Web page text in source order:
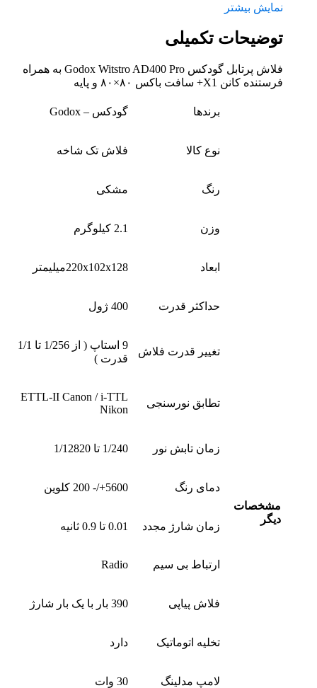
نمایش بیشتر
توضیحات تکمیلی
فلاش پرتابل گودکس Godox Witstro AD400 Pro به همراه
فرستنده کانن X1+ سافت باکس ۸۰×۸۰ و پایه
مشخصات
دیگر
برندها گودکس – Godox
نوع کالا فلاش‌ تک شاخه
رنگ مشکی
وزن 2.1 کیلوگرم
ابعاد 220x102x128میلیمتر
حداکثر قدرت 400 ژول
تغییر قدرت فلاش
9 استاپ ( از 1/256 تا 1/1
قدرت )
تطابق نورسنجی
ETTL-II Canon / i-TTL
Nikon
زمان تابش نور 1/240 تا 1/12820
دمای رنگ 5600+/- 200 کلوین
زمان شارژ مجدد 0.01 تا 0.9 ثانیه
ارتباط بی سیم Radio
فلاش پیاپی 390 بار با یک بار شارژ
تخلیه اتوماتیک دارد
لامپ مدلینگ 30 وات